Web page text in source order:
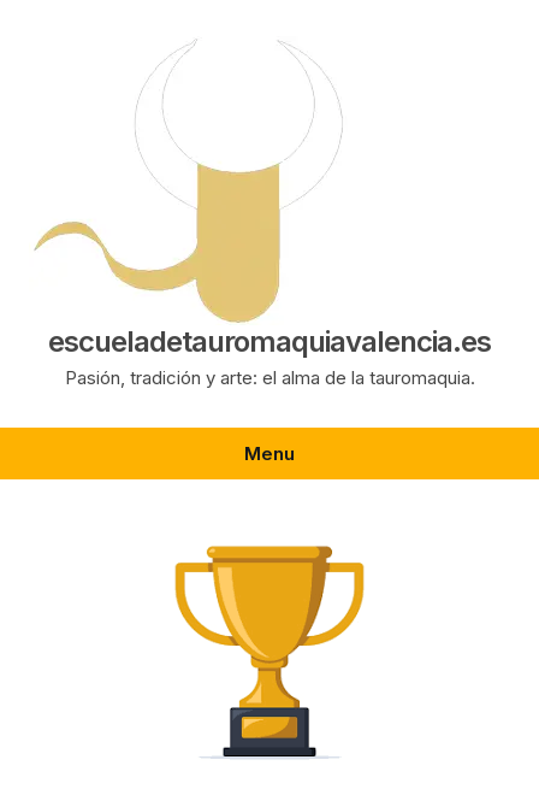
escueladetauromaquiavalencia.es
Pasión, tradición y arte: el alma de la tauromaquia.
Menu